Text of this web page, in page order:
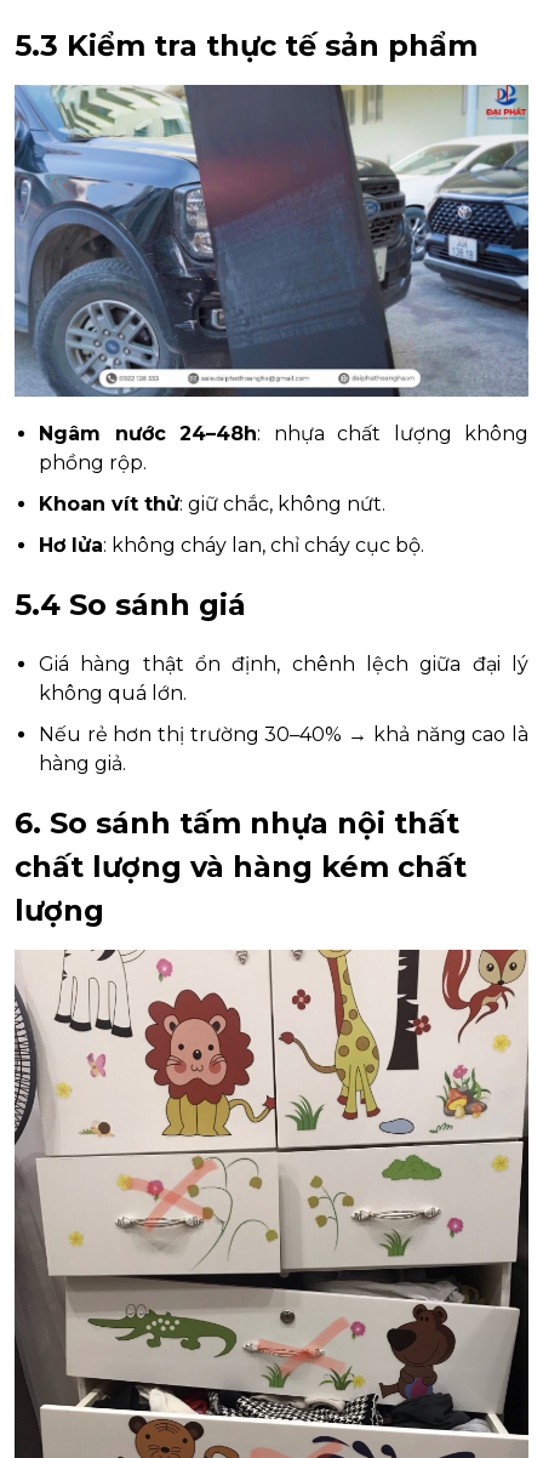
5.3 Kiểm tra thực tế sản phẩm
Ngâm nước 24–48h: nhựa chất lượng không
phồng rộp.
Khoan vít thử: giữ chắc, không nứt.
Hơ lửa: không cháy lan, chỉ cháy cục bộ.
5.4 So sánh giá
Giá hàng thật ổn định, chênh lệch giữa đại lý
không quá lớn.
Nếu rẻ hơn thị trường 30–40% → khả năng cao là
hàng giả.
6. So sánh tấm nhựa nội thất
chất lượng và hàng kém chất
lượng